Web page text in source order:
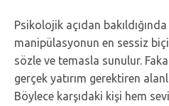
Psikolojik açıdan
manipülasyonun en sessiz
sözle ve temasla sunulur.
gerçek yatırım gerektiren
Böylece karşıdaki kişi hem